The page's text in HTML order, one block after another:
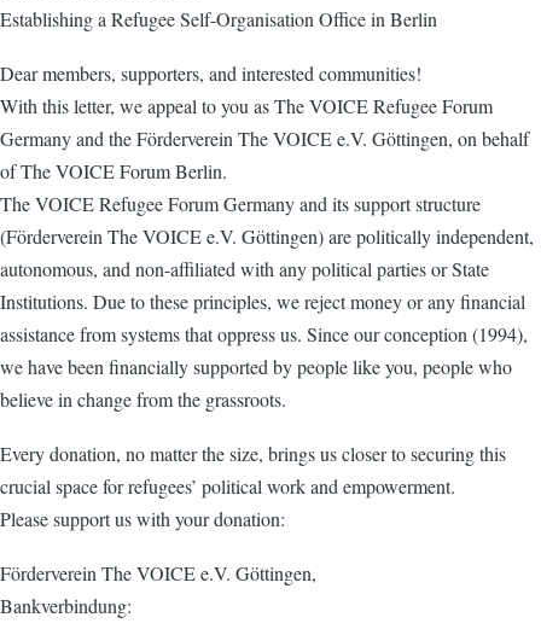
Establishing a Refugee Self-Organisation Office in Berlin
Dear members, supporters, and interested communities!
With this letter, we appeal to you as The VOICE Refugee Forum
Germany and the Förderverein The VOICE e.V. Göttingen, on behalf
of The VOICE Forum Berlin.
The VOICE Refugee Forum Germany and its support structure
(Förderverein The VOICE e.V. Göttingen) are politically independent,
autonomous, and non-affiliated with any political parties or State
Institutions. Due to these principles, we reject money or any financial
assistance from systems that oppress us. Since our conception (1994),
we have been financially supported by people like you, people who
believe in change from the grassroots.
Every donation, no matter the size, brings us closer to securing this
crucial space for refugees’ political work and empowerment.
Please support us with your donation:
Förderverein The VOICE e.V. Göttingen,
Bankverbindung: